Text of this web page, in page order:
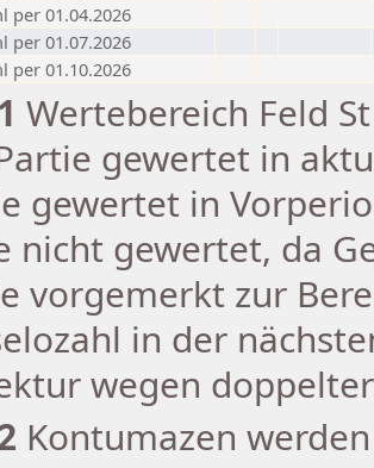
per 01.04.2026
per 01.07.2026
per 01.10.2026
Wertebereich Feld
gewertet in
gewertet in
nicht gewertet, da
vorgemerkt zur
in der
wegen
Kontumazen